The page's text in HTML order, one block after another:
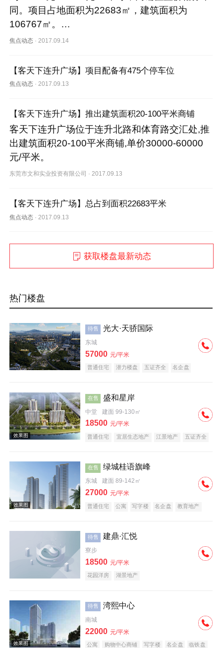
同。项目占地面积为22683㎡，建筑面积为
106767㎡。…
焦点动态 ·2017.09.14
【客天下连升广场】项目配备有475个停车位
焦点动态 ·2017.09.13
【客天下连升广场】推出建筑面积20-100平米商铺
客天下连升广场位于连升北路和体育路交汇处,推
出建筑面积20-100平米商铺,单价30000-60000
元/平米。
东莞市文和实业投资有限公司 ·2017.09.13
【客天下连升广场】总占到面积22683平米
焦点动态 · 2017.09.13
获取楼盘最新动态
热门楼盘
待售 光大·天骄国际
东城
57000 元/平米
普通住宅 潜力楼盘 五证齐全 名企盘
在售 盛和星岸
中堂 建面 99-130㎡
18500 元/平米
普通住宅 宜居生态地产 江景地产 五证齐全
在售 绿城桂语旗峰
东城 建面 89-142㎡
27000 元/平米
普通住宅 公寓 写字楼 名企盘 教育地产
待售 建鼎·汇悦
寮步
18500 元/平米
花园洋房 湖景地产
待售 湾熙中心
南城
22000 元/平米
公寓 购物中心商铺 写字楼 名企盘 临铁盘